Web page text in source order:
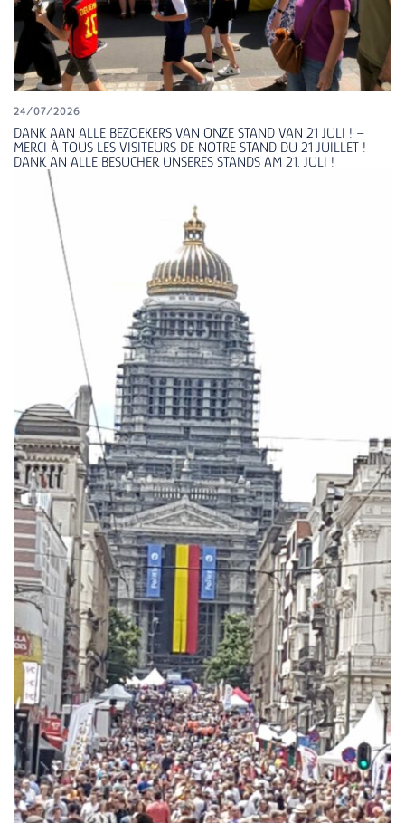
24/07/2026
DANK AAN ALLE BEZOEKERS VAN ONZE STAND VAN 21 JULI ! –
MERCI À TOUS LES VISITEURS DE NOTRE STAND DU 21 JUILLET ! –
DANK AN ALLE BESUCHER UNSERES STANDS AM 21. JULI !